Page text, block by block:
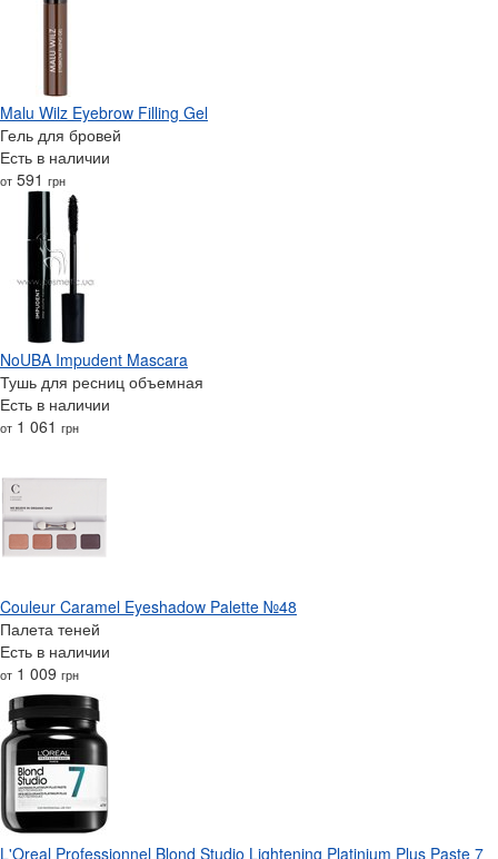
Malu Wilz Eyebrow Filling Gel
Гель для бровей
Есть в наличии
от 591 грн
NoUBA Impudent Mascara
Тушь для ресниц объемная
Есть в наличии
от 1 061 грн
Couleur Caramel Eyeshadow Palette №48
Палета теней
Есть в наличии
от 1 009 грн
L'Oreal Professionnel Blond Studio Lightening Platinium Plus Paste 7